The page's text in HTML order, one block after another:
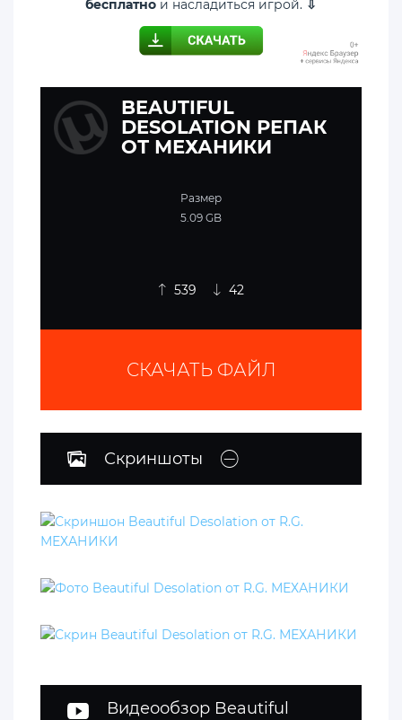
бесплатно и насладиться игрой. ⇩
BEAUTIFUL
DESOLATION РЕПАК
ОТ МЕХАНИКИ
Размер
5.09 GB
539 42
СКАЧАТЬ ФАЙЛ
Скриншоты
Видеообзор Beautiful